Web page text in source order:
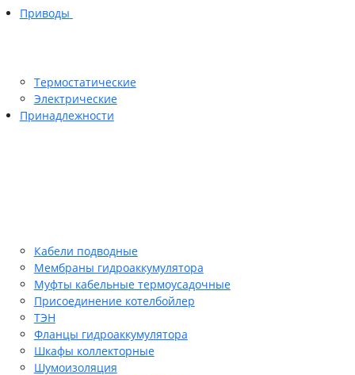
Приводы
Термостатические
Электрические
Принадлежности
Кабели подводные
Мембраны гидроаккумулятора
Муфты кабельные термоусадочные
Присоединение котелбойлер
ТЭН
Фланцы гидроаккумулятора
Шкафы коллекторные
Шумоизоляция